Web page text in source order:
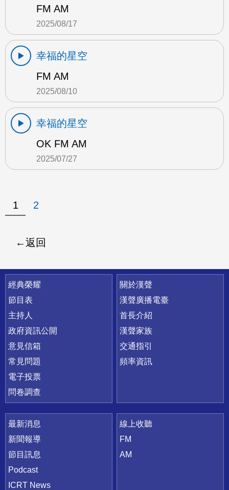
FM AM
2025/08/17
幸福的星空
FM AM
2025/08/10
幸福的星空
OK FM AM
2025/07/27
1 2
返回
快速連結
經典榮耀
節目表
主持人
政府資訊公開
意見信箱
常見問題
電子投票
問卷調查
關於漢聲
漢聲廣播電臺
首長介紹
漢聲家族
交通指引
頻率資訊
最新消息
新聞報導
節目訊息
Podcast
ICRT News
線上收聽
FM
AM